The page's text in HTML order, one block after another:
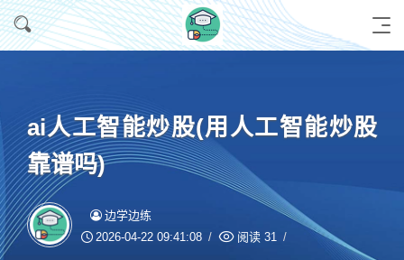
ai人工智能炒股(用人工智能炒股
靠谱吗)
边学边练
2026-04-22 09:41:08 阅读 31